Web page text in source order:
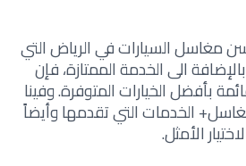
مغاسل السيارات في الرياض التي
الى الخدمة الممتازة، فإن
بأفضل الخيارات المتوفرة. وفينا
الخدمات التي تقدمها وأيضاً
الأمثل.